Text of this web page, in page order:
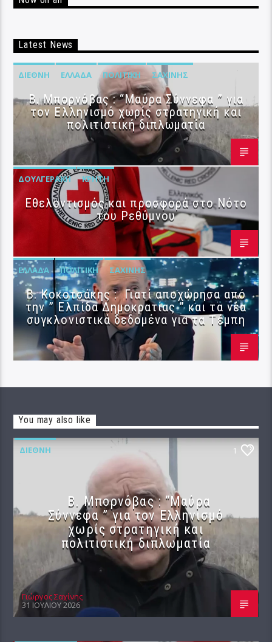
Latest News
ΔΙΕΘΝΉ ΕΛΛΆΔΑ ΠΟΛΙΤΙΚΉ ΣΑΧΊΝΗΣ
B. Μπορνόβας : “Μαύρα Σύννεφα ” για
τον Ελληνισμό χωρίς στρατηγική και
πολιτιστική διπλωματία
ΔΟΥΛΓΕΡΆΚΗ ΚΡΉΤΗ
Εθελοντισμός και προσφορά στο Νότο
του Ρεθύμνου
ΕΛΛΆΔΑ ΠΟΛΙΤΙΚΉ ΣΑΧΊΝΗΣ
Β. Κοκοτσάκης : Γιατί αποχώρησα από
την ” Ελπίδα Δημοκρατίας ” και τα νέα
συγκλονιστικά δεδομένα για τα Τέμπη
You may also like
ΔΙΕΘΝΉ 1
B. Μπορνόβας : “Μαύρα
Σύννεφα ” για τον Ελληνισμό
χωρίς στρατηγική και
πολιτιστική διπλωματία
Γιώργος Σαχίνης
31 ΙΟΥΛΊΟΥ 2026